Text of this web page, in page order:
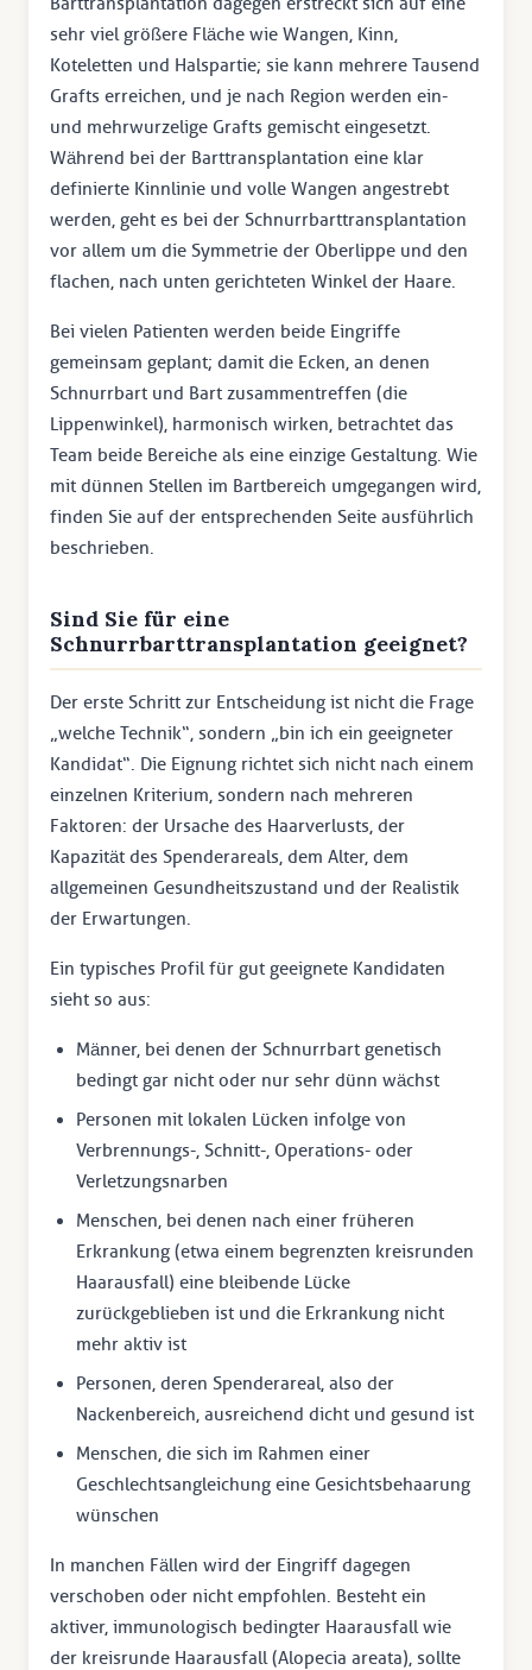
sehr viel größere Fläche wie Wangen, Kinn,
Koteletten und Halspartie; sie kann mehrere Tausend
Grafts erreichen, und je nach Region werden ein-
und mehrwurzelige Grafts gemischt eingesetzt.
Während bei der Barttransplantation eine klar
definierte Kinnlinie und volle Wangen angestrebt
werden, geht es bei der Schnurrbarttransplantation
vor allem um die Symmetrie der Oberlippe und den
flachen, nach unten gerichteten Winkel der Haare.
Bei vielen Patienten werden beide Eingriffe
gemeinsam geplant; damit die Ecken, an denen
Schnurrbart und Bart zusammentreffen (die
Lippenwinkel), harmonisch wirken, betrachtet das
Team beide Bereiche als eine einzige Gestaltung. Wie
mit dünnen Stellen im Bartbereich umgegangen wird,
finden Sie auf der entsprechenden Seite ausführlich
beschrieben.
Sind Sie für eine
Schnurrbarttransplantation geeignet?
Der erste Schritt zur Entscheidung ist nicht die Frage
„welche Technik“, sondern „bin ich ein geeigneter
Kandidat“. Die Eignung richtet sich nicht nach einem
einzelnen Kriterium, sondern nach mehreren
Faktoren: der Ursache des Haarverlusts, der
Kapazität des Spenderareals, dem Alter, dem
allgemeinen Gesundheitszustand und der Realistik
der Erwartungen.
Ein typisches Profil für gut geeignete Kandidaten
sieht so aus:
Männer, bei denen der Schnurrbart genetisch
bedingt gar nicht oder nur sehr dünn wächst
Personen mit lokalen Lücken infolge von
Verbrennungs-, Schnitt-, Operations- oder
Verletzungsnarben
Menschen, bei denen nach einer früheren
Erkrankung (etwa einem begrenzten kreisrunden
Haarausfall) eine bleibende Lücke
zurückgeblieben ist und die Erkrankung nicht
mehr aktiv ist
Personen, deren Spenderareal, also der
Nackenbereich, ausreichend dicht und gesund ist
Menschen, die sich im Rahmen einer
Geschlechtsangleichung eine Gesichtsbehaarung
wünschen
In manchen Fällen wird der Eingriff dagegen
verschoben oder nicht empfohlen. Besteht ein
aktiver, immunologisch bedingter Haarausfall wie
der kreisrunde Haarausfall (Alopecia areata), sollte